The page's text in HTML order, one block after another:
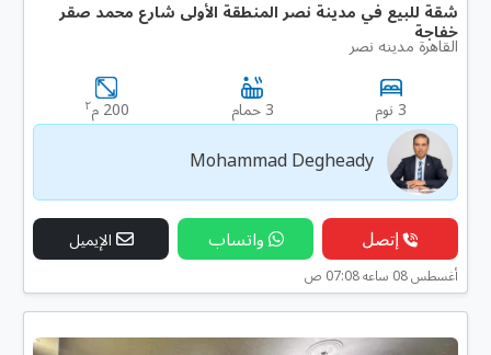
شقة للبيع في مدينة نصر المنطقة الأولى شارع محمد صقر
خفاجة
القاهرة مدينه نصر
3 نوم 3 حمام 200 م ٢
Mohammad Degheady
إتصل واتساب الإيميل
أغسطس 08 ساعه 07:08 ص